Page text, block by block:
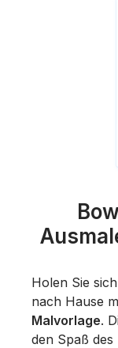
Holen Sie
nach Hause
Malvorlage.
den Spaß